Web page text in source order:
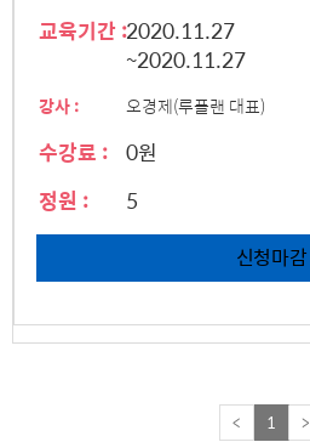
교육기간 :2020.11.27
~2020.11.27
강사 : 오경제(루플랜 대표)
수강료 : 0원
정원 :
5
신청마감
< 1 >